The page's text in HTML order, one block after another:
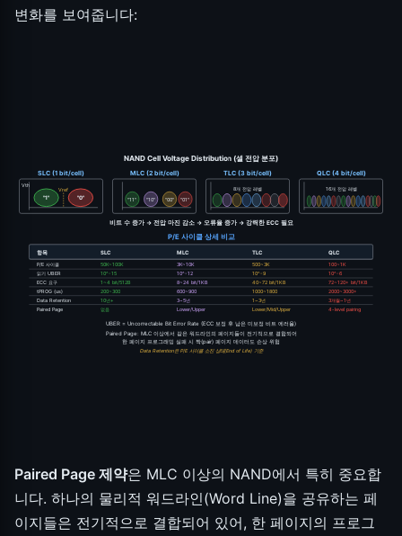
변화를 보여줍니다:
NAND Cell Voltage Distribution (셀 전압 분포)
SLC (1 bit/cell)
Vth
"1" "0"
Vref
MLC (2 bit/cell)
"11" "10" "00" "01"
TLC (3 bit/cell)
8개 전압 레벨
QLC (4 bit/cell)
16개 전압 레벨
비트 수 증가 → 전압 마진 감소 → 오류율 증가 → 강력한 ECC 필요
P/E 사이클 상세 비교
항목 SLC MLC TLC QLC
P/E 사이클 50K~100K 3K~10K 500~3K
100~1K
읽기 UBER
10^-15 10^-12 10^-9
10^-6
ECC 요구
1~4 bit/512B 8~24 bit/1KB 40~72 bit/1KB
72~120+ bit/1KB
tPROG (us)
200~300 600~900 1000~1800
2000~3000+
Data Retention
10년+ 3~5년 1~3년 3개월~1년
Paired Page 없음 Lower/Upper Lower/Mid/Upper 4-level pairing
UBER = Uncorrectable Bit Error Rate (ECC 보정 후 남은 미보정 비트 에러율)
Paired Page: MLC 이상에서 같은 워드라인의 페이지들이 전기적으로 결합되어
한 페이지 프로그래밍 실패 시 짝(pair) 페이지 데이터도 손상 위험
Data Retention은 P/E 사이클 소진 상태(End of Life) 기준
Paired Page 제약은 MLC 이상의 NAND에서 특히 중요합
니다. 하나의 물리적 워드라인(Word Line)을 공유하는 페
이지들은 전기적으로 결합되어 있어, 한 페이지의 프로그